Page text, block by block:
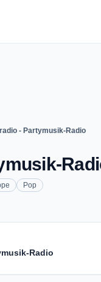
- Partymusik-Radio
Pop
Radio